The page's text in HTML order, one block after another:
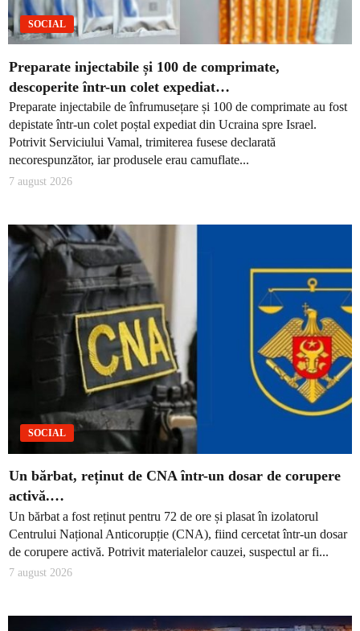
SOCIAL
Preparate injectabile și 100 de comprimate,
descoperite într-un colet expediat…
Preparate injectabile de înfrumusețare și 100 de comprimate au fost
depistate într-un colet poștal expediat din Ucraina spre Israel.
Potrivit Serviciului Vamal, trimiterea fusese declarată
necorespunzător, iar produsele erau camuflate...
7 august 2026
SOCIAL
Un bărbat, reținut de CNA într-un dosar de corupere
activă.…
Un bărbat a fost reținut pentru 72 de ore și plasat în izolatorul
Centrului Național Anticorupție (CNA), fiind cercetat într-un dosar
de corupere activă. Potrivit materialelor cauzei, suspectul ar fi...
7 august 2026